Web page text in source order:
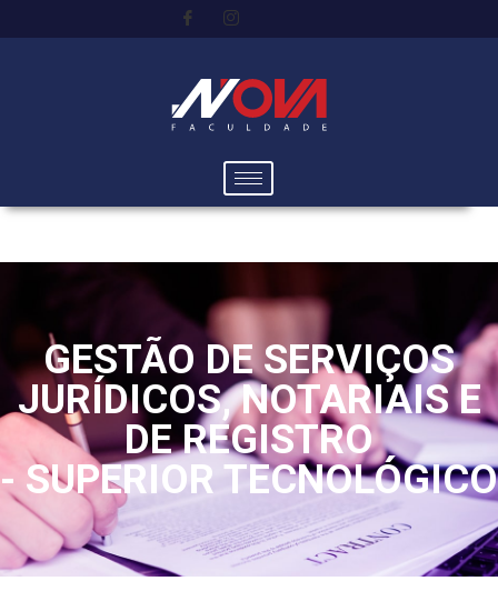
GESTÃO DE SERVIÇOS
JURÍDICOS, NOTARIAIS E
DE REGISTRO
- SUPERIOR TECNOLÓGICO